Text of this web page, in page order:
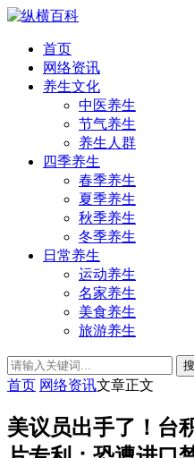
首页
网络资讯
养生文化
中医养生
节气养生
养生人群
四季养生
春季养生
夏季养生
秋季养生
冬季养生
日常养生
运动养生
名家养生
美食养生
旅游养生
首页 网络资讯文章正文
美议员出手了！台